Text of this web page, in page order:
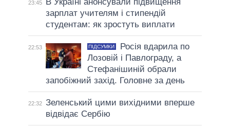
23:45
зарплат учителям і стипендій
студентам: як зростуть виплати
22:53 ПІДСУМКИ
Росія вдарила по
Лозовій і Павлограду, а
Стефанішиній обрали
запобіжний захід. Головне за день
22:32 Зеленський цими вихідними вперше
відвідає Сербію